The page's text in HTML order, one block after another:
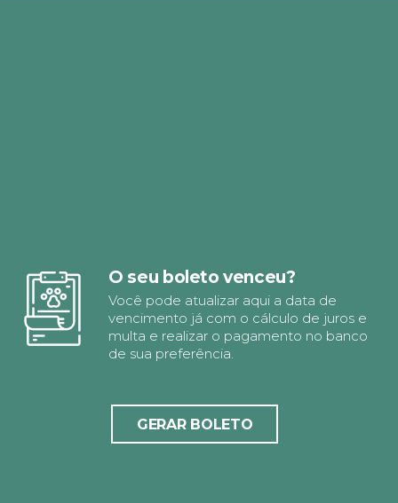
O seu boleto venceu?
Você pode atualizar aqui a data de
vencimento já com o cálculo de juros e
multa e realizar o pagamento no banco
de sua preferência.
GERAR BOLETO